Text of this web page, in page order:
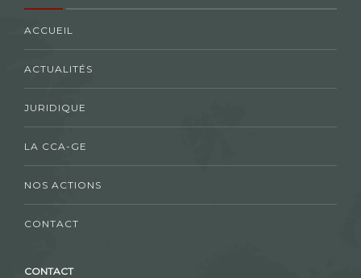
ACCUEIL
ACTUALITÉS
JURIDIQUE
LA CCA-GE
NOS ACTIONS
CONTACT
CONTACT